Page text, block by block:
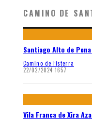
CAMINO DE
Santiago Alto de
Camino de Fisterra
22/02/2024 1657
Vila Franca de Xira